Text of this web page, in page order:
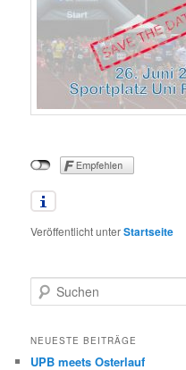
Veröffentlicht unterStartseite
u
h
NEUESTE BEITRÄGE
UPB meets Osterlauf